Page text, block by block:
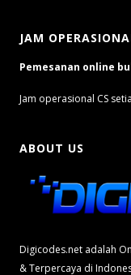
JAM
Pemesanan online
Jam operasional CS
ABOUT US
Digicodes.net adalah
& Terpercaya di